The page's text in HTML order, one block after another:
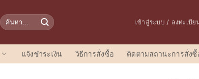
ค้นหา:
เข้าสู่ระบบ / ลงทะเบีย
แจ้งชำระเงิน วิธีการสั่งซื้อ ติดตามสถานะการสั่งซื้